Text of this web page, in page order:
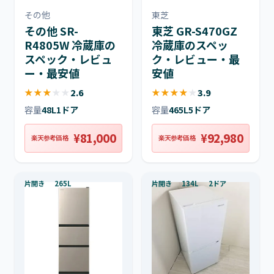
その他
その他 SR-
R4805W 冷蔵庫の
スペック・レビュ
ー・最安値
★★★ ★ ★ 2.6
容量48L1ドア
楽天参考価格 ¥81,000
東芝
東芝 GR-S470GZ
冷蔵庫のスペッ
ク・レビュー・最
安値
★★★★ ★ 3.9
容量465L5ドア
楽天参考価格 ¥92,980
片開き 265L 片開き 134L 2ドア